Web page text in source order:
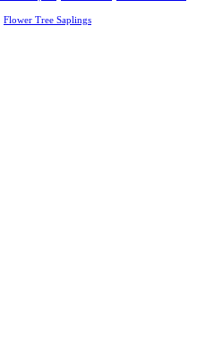
Flower Tree Saplings